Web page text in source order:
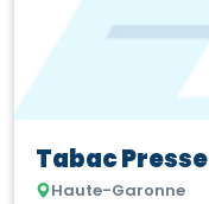
Tabac Presse
Haute-Garonne